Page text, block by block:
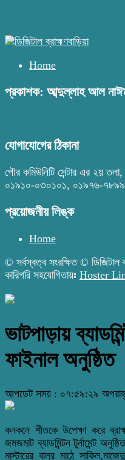
Home
প্রকাশক: আব্দুল্লাহ আল
যোগাযোগের ঠিকানা
পৌর কমিউনিটি সেন্টার এর ২য় তলা,
০১৯১০-০৩০১০১, ০১৯৭৬-
প্রয়োজনীয় লিঙ্ক
Home
© সর্বস্বত্ব সংরক্ষিত © ডিজিটাল
কারিগরি সহযোগিতায়ঃ Hoster
ভাটপাড়ায়
ফাইনাল অনুষ্ঠিত
আপডেট সময় : ০৭:৫৯:২৯
কনকনে শীতকে উপেক্ষা করে
জমজমাট ব্যাডমিন্টন টুর্নামেন্ট
মাস্টারের বালুর মাঠে